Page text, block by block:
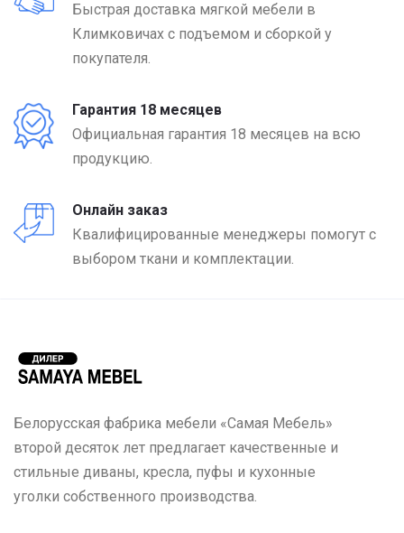
Быстрая доставка мягкой мебели в
Климковичах с подъемом и сборкой у
покупателя.
Гарантия 18 месяцев
Официальная гарантия 18 месяцев на всю
продукцию.
Онлайн заказ
Квалифицированные менеджеры помогут с
выбором ткани и комплектации.
Белорусская фабрика мебели «Самая Мебель»
второй десяток лет предлагает качественные и
стильные диваны, кресла, пуфы и кухонные
уголки собственного производства.